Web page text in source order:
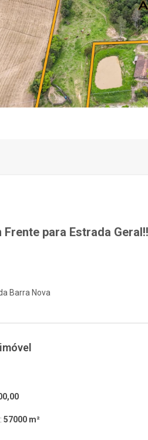
Frente para Estrada
Barra Nova
57000 m²